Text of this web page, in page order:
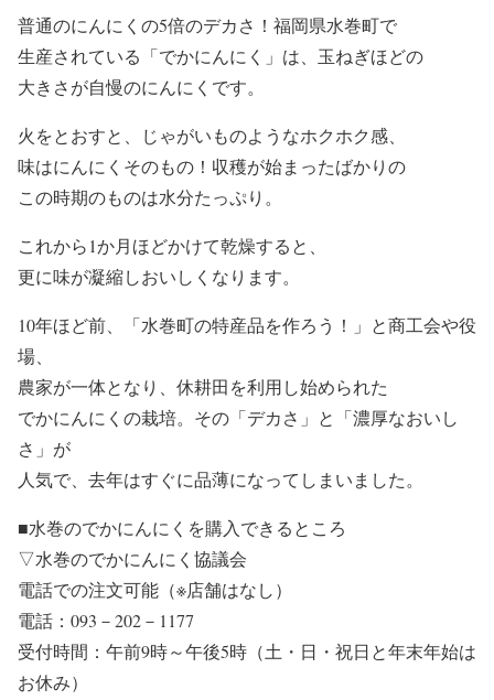
普通のにんにくの5倍のデカさ！福岡県水巻町で
生産されている「でかにんにく」は、玉ねぎほどの
大きさが自慢のにんにくです。
火をとおすと、じゃがいものようなホクホク感、
味はにんにくそのもの！収穫が始まったばかりの
この時期のものは水分たっぷり。
これから1か月ほどかけて乾燥すると、
更に味が凝縮しおいしくなります。
10年ほど前、「水巻町の特産品を作ろう！」と商工会や役
場、
農家が一体となり、休耕田を利用し始められた
でかにんにくの栽培。その「デカさ」と「濃厚なおいし
さ」が
人気で、去年はすぐに品薄になってしまいました。
■水巻のでかにんにくを購入できるところ
▽水巻のでかにんにく協議会
電話での注文可能（※店舗はなし）
電話：093－202－1177
受付時間：午前9時～午後5時（土・日・祝日と年末年始は
お休み）